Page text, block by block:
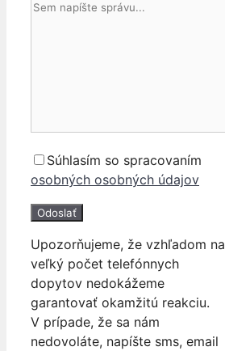
Súhlasím so spracovaním
osobných osobných údajov
Upozorňujeme, že vzhľadom na
veľký počet telefónnych
dopytov nedokážeme
garantovať okamžitú reakciu.
V prípade, že sa nám
nedovoláte, napíšte sms, email